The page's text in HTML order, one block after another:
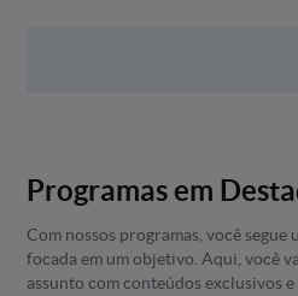
Programas em
Com nossos programas, você segue
focada em um objetivo. Aqui, você
assunto com conteúdos exclusivos